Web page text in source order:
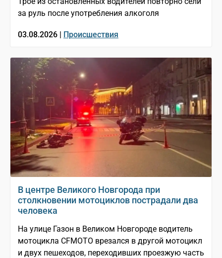
за руль после употребления алкоголя
03.08.2026 | Происшествия
В центре Великого Новгорода при
столкновении мотоциклов пострадали два
человека
На улице Газон в Великом Новгороде водитель
мотоцикла CFMOTO врезался в другой мотоцикл
и двух пешеходов, переходивших проезжую часть